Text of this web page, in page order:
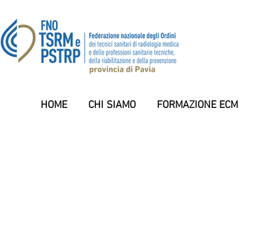
HOME CHI SIAMO FORMAZIONE ECM